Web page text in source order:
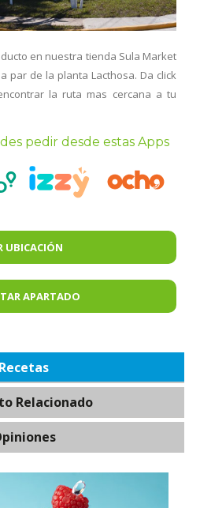
en nuestra tienda Sula Market
par de la planta Lacthosa. Da click
la ruta mas cercana a tu
pedir desde estas Apps
UBICACIÓN
APARTADO
Recetas
Relacionado